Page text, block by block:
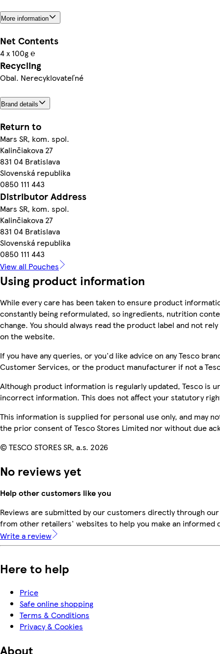
More information
Net Contents
4 x 100g ℮
Recycling
Obal. Nerecyklovateľné
Brand details
Return to
Mars SR, kom. spol.
Kalinčiakova 27
831 04 Bratislava
Slovenská republika
0850 111 443
Distributor Address
Mars SR, kom. spol.
Kalinčiakova 27
831 04 Bratislava
Slovenská republika
0850 111 443
View all Pouches
Using product information
While every care has been taken to ensure product
constantly being reformulated, so ingredients, nutrition
change. You should always read the product label and not
on the website.
If you have any queries, or you'd like advice on any Tesco
Customer Services, or the product manufacturer if not a
Although product information is regularly updated, Tesco is
incorrect information. This does not affect your statutory
This information is supplied for personal use only, and may
the prior consent of Tesco Stores Limited nor without due
© TESCO STORES SR, a.s. 2026
No reviews yet
Help other customers like you
Reviews are submitted by our customers directly through
from other retailers' websites to help you make an informed
Write a review
Here to help
Price
Safe online shopping
Terms & Conditions
Privacy & Cookies
About